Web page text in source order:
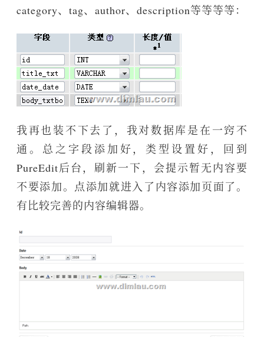
category、tag、author、description等等等等：
我再也装不下去了，我对数据库是在一窍不
通。总之字段添加好，类型设置好，回到
PureEdit后台，刷新一下，会提示暂无内容要
不要添加。点添加就进入了内容添加页面了。
有比较完善的内容编辑器。